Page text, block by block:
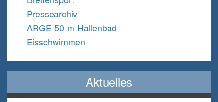
Pressearchiv
ARGE-50-m-Hallenbad
Eisschwimmen
Aktuelles